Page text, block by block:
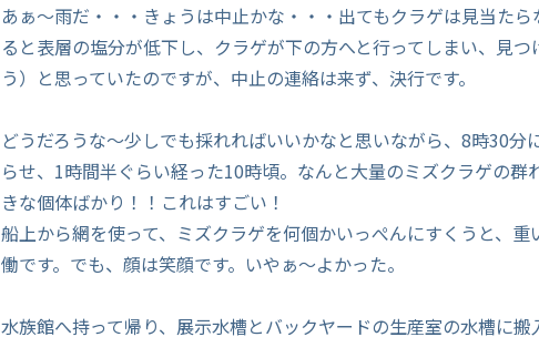
あぁ～雨だ・・・きょうは中止かな・・・出てもクラゲは見当た
ると表層の塩分が低下し、クラゲが下の方へと行ってしまい、見つ
う）と思っていたのですが、中止の連絡は来ず、決行です。
どうだろうな～少しでも採れればいいかなと思いながら、8時30分
らせ、1時間半ぐらい経った10時頃。なんと大量のミズクラゲの群
きな個体ばかり！！これはすごい！
船上から網を使って、ミズクラゲを何個かいっぺんにすくうと、
働です。でも、顔は笑顔です。いやぁ～よかった。
水族館へ持って帰り、展示水槽とバックヤードの生産室の水槽に